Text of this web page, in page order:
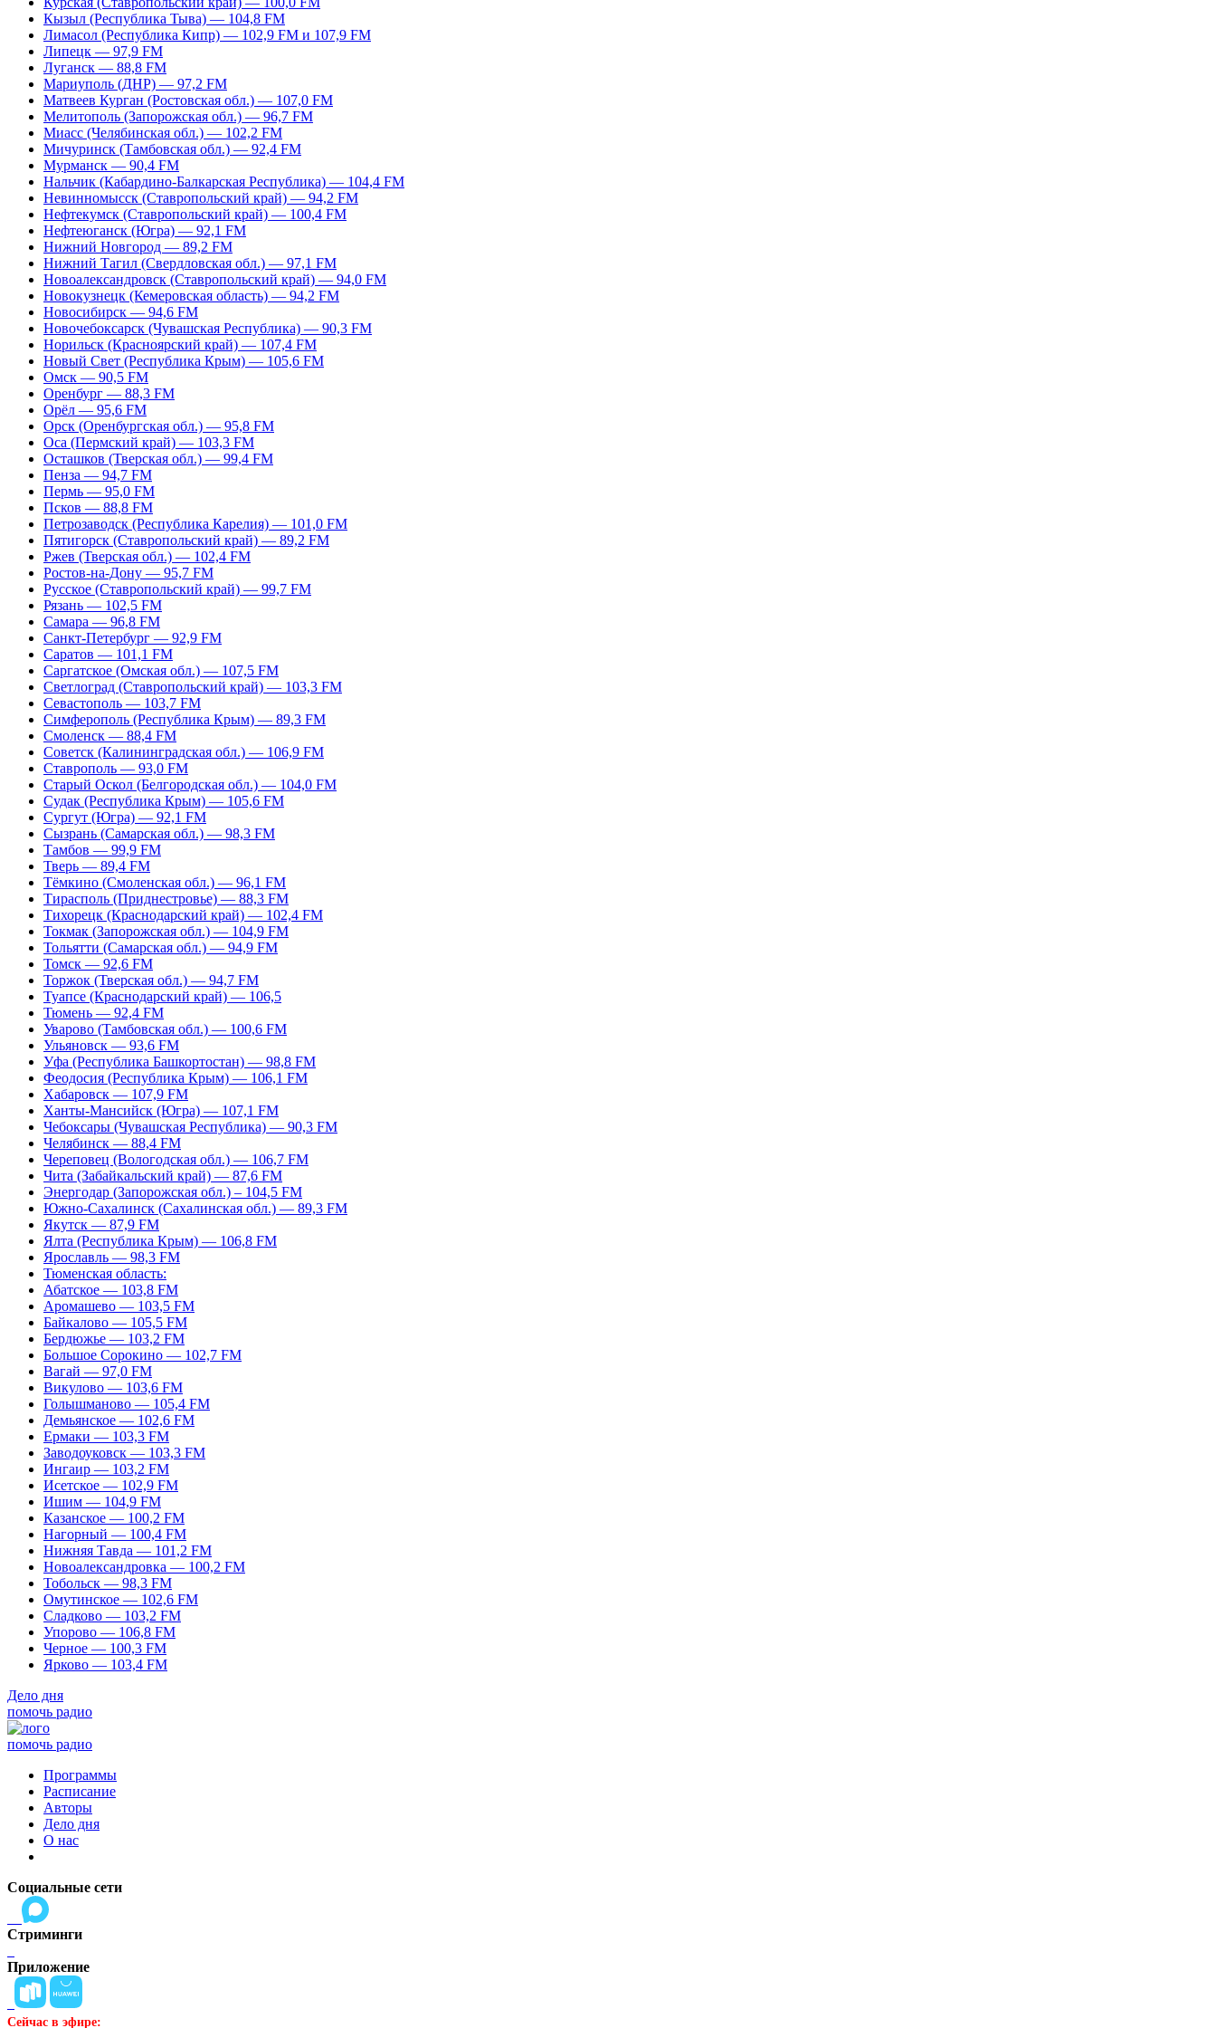
Кызыл (Республика Тыва) — 104,8 FM
Лимасол (Республика Кипр) — 102,9 FM и 107,9 FM
Липецк — 97,9 FM
Луганск — 88,8 FM
Мариуполь (ДНР) — 97,2 FM
Матвеев Курган (Ростовская обл.) — 107,0 FM
Мелитополь (Запорожская обл.) — 96,7 FM
Миасс (Челябинская обл.) — 102,2 FM
Мичуринск (Тамбовская обл.) — 92,4 FM
Мурманск — 90,4 FM
Нальчик (Кабардино-Балкарская Республика) — 104,4 FM
Невинномысск (Ставропольский край) — 94,2 FM
Нефтекумск (Ставропольский край) — 100,4 FM
Нефтеюганск (Югра) — 92,1 FM
Нижний Новгород — 89,2 FM
Нижний Тагил (Свердловская обл.) — 97,1 FM
Новоалександровск (Ставропольский край) — 94,0 FM
Новокузнецк (Кемеровская область) — 94,2 FM
Новосибирск — 94,6 FM
Новочебоксарск (Чувашская Республика) — 90,3 FM
Норильск (Красноярский край) — 107,4 FM
Новый Свет (Республика Крым) — 105,6 FM
Омск — 90,5 FM
Оренбург — 88,3 FM
Орёл — 95,6 FM
Орск (Оренбургская обл.) — 95,8 FM
Оса (Пермский край) — 103,3 FM
Осташков (Тверская обл.) — 99,4 FM
Пенза — 94,7 FM
Пермь — 95,0 FM
Псков — 88,8 FM
Петрозаводск (Республика Карелия) — 101,0 FM
Пятигорск (Ставропольский край) — 89,2 FM
Ржев (Тверская обл.) — 102,4 FM
Ростов-на-Дону — 95,7 FM
Русское (Ставропольский край) — 99,7 FM
Рязань — 102,5 FM
Самара — 96,8 FM
Санкт-Петербург — 92,9 FM
Саратов — 101,1 FM
Саргатское (Омская обл.) — 107,5 FM
Светлоград (Ставропольский край) — 103,3 FM
Севастополь — 103,7 FM
Симферополь (Республика Крым) — 89,3 FM
Смоленск — 88,4 FM
Советск (Калининградская обл.) — 106,9 FM
Ставрополь — 93,0 FM
Старый Оскол (Белгородская обл.) — 104,0 FM
Судак (Республика Крым) — 105,6 FM
Сургут (Югра) — 92,1 FM
Сызрань (Самарская обл.) — 98,3 FM
Тамбов — 99,9 FM
Тверь — 89,4 FM
Тёмкино (Смоленская обл.) — 96,1 FM
Тирасполь (Приднестровье) — 88,3 FM
Тихорецк (Краснодарский край) — 102,4 FM
Токмак (Запорожская обл.) — 104,9 FM
Тольятти (Самарская обл.) — 94,9 FM
Томск — 92,6 FM
Торжок (Тверская обл.) — 94,7 FM
Туапсе (Краснодарский край) — 106,5
Тюмень — 92,4 FM
Уварово (Тамбовская обл.) — 100,6 FM
Ульяновск — 93,6 FM
Уфа (Республика Башкортостан) — 98,8 FM
Феодосия (Республика Крым) — 106,1 FM
Хабаровск — 107,9 FM
Ханты-Мансийск (Югра) — 107,1 FM
Чебоксары (Чувашская Республика) — 90,3 FM
Челябинск — 88,4 FM
Череповец (Вологодская обл.) — 106,7 FM
Чита (Забайкальский край) — 87,6 FM
Энергодар (Запорожская обл.) – 104,5 FM
Южно-Сахалинск (Сахалинская обл.) — 89,3 FM
Якутск — 87,9 FM
Ялта (Республика Крым) — 106,8 FM
Ярославль — 98,3 FM
Тюменская область:
Абатское — 103,8 FM
Аромашево — 103,5 FM
Байкалово — 105,5 FM
Бердюжье — 103,2 FM
Большое Сорокино — 102,7 FM
Вагай — 97,0 FM
Викулово — 103,6 FM
Голышманово — 105,4 FM
Демьянское — 102,6 FM
Ермаки — 103,3 FM
Заводоуковск — 103,3 FM
Ингаир — 103,2 FM
Исетское — 102,9 FM
Ишим — 104,9 FM
Казанское — 100,2 FM
Нагорный — 100,4 FM
Нижняя Тавда — 101,2 FM
Новоалександровка — 100,2 FM
Тобольск — 98,3 FM
Омутинское — 102,6 FM
Сладково — 103,2 FM
Упорово — 106,8 FM
Черное — 100,3 FM
Ярково — 103,4 FM
Дело дня
помочь радио
помочь радио
Программы
Расписание
Авторы
Дело дня
О нас
Социальные сети
Стриминги
Приложение
Сейчас в эфире: